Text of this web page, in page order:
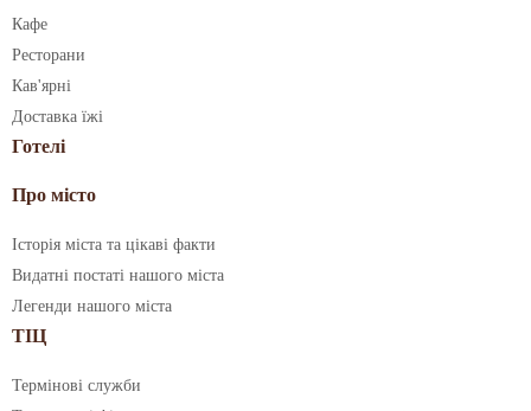
Кафе
Ресторани
Кав'ярні
Доставка їжі
Готелі
Про місто
Історія міста та цікаві факти
Видатні постаті нашого міста
Легенди нашого міста
ТІЦ
Термінові служби